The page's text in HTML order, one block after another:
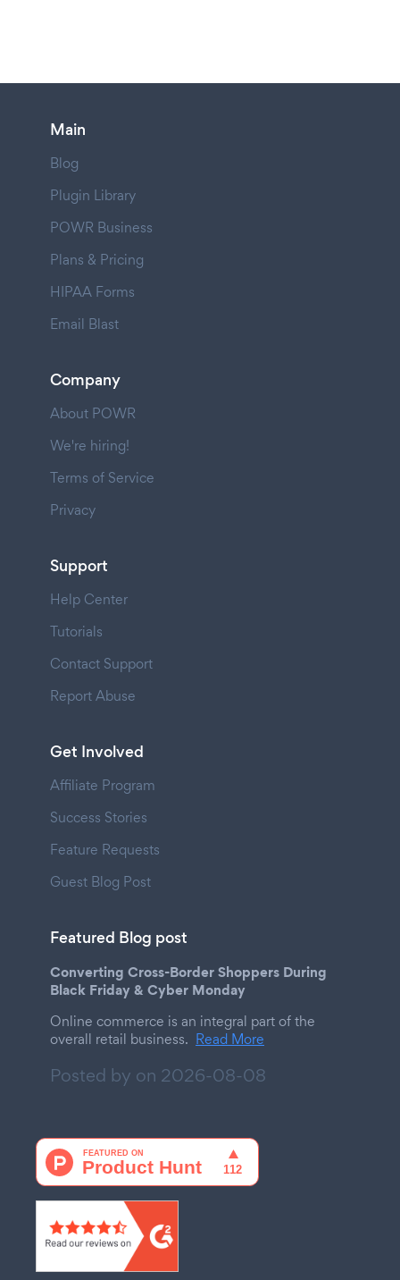
Main
Blog
Plugin Library
POWR Business
Plans & Pricing
HIPAA Forms
Email Blast
Company
About POWR
We're hiring!
Terms of Service
Privacy
Support
Help Center
Tutorials
Contact Support
Report Abuse
Get Involved
Affiliate Program
Success Stories
Feature Requests
Guest Blog Post
Featured Blog post
Converting Cross-Border Shoppers During
Black Friday & Cyber Monday
Online commerce is an integral part of the
overall retail business. Read More
Posted by on 2026-08-08